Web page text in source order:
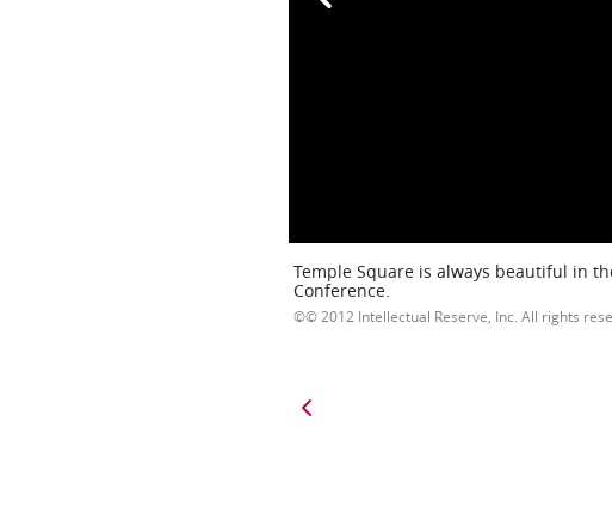
Temple Square is always beautiful in
Conference.
© 2012 Intellectual Reserve, Inc. All rights